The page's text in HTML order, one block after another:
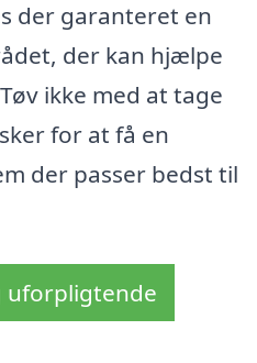
der garanteret en
der kan hjælpe
ikke med at tage
for at få en
der passer bedst til
uforpligtende